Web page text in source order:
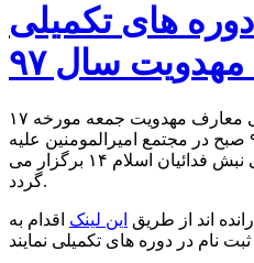
های تکمیلی
سال ۹۷
اولین جلسه ی کلاس های تکمیلی معارف مهدویت جمعه مورخه ۱۷
فروردین از راس ساعت ۹ صبح در مجتمع امیرالمومنین علیه
السلام واقع در خیابان نخریسی نبش فدائیان اسلام ۱۴ برگزار می
گردد.
اند از طریق این لینک اقدام به